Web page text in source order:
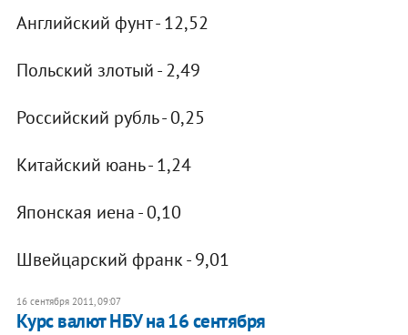
Английский фунт - 12,52
Польский злотый - 2,49
Российский рубль - 0,25
Китайский юань - 1,24
Японская иена - 0,10
Швейцарский франк - 9,01
16 сентября 2011, 09:07
Курс валют НБУ на 16 сентября